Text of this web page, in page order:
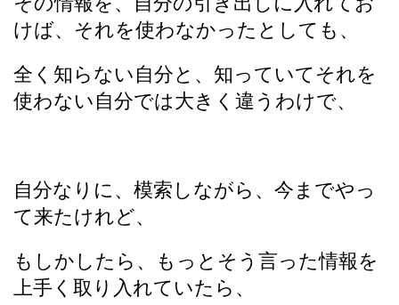
けば、それを使わなかったとしても、
全く知らない自分と、知っていてそれを
使わない自分では大きく違うわけで、
自分なりに、模索しながら、今までやっ
て来たけれど、
もしかしたら、もっとそう言った情報を
上手く取り入れていたら、